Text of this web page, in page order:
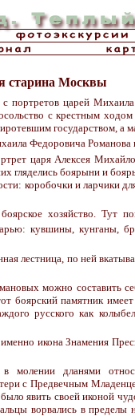
старина Москвы
портретов царей
с крестным
государством, а
Федоровича Романова
царя Алексея
гляделись боярыни и
коробочки и ларчики
хозяйство. Тут
кувшины, кунганы,
лестница, по ней
можно составить
боярский памятник имеет
русского как
икона Знамения
молении дланями
с Предвечным
явить своей иконой
ворвались в пределы